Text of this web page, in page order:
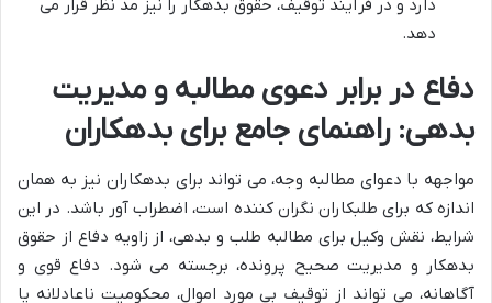
دارد و در فرآیند توقیف، حقوق بدهکار را نیز مد نظر قرار می
دهد.
دفاع در برابر دعوی مطالبه و مدیریت
بدهی: راهنمای جامع برای بدهکاران
مواجهه با دعوای مطالبه وجه، می تواند برای بدهکاران نیز به همان
اندازه که برای طلبکاران نگران کننده است، اضطراب آور باشد. در این
شرایط، نقش وکیل برای مطالبه طلب و بدهی، از زاویه دفاع از حقوق
بدهکار و مدیریت صحیح پرونده، برجسته می شود. دفاع قوی و
آگاهانه، می تواند از توقیف بی مورد اموال، محکومیت ناعادلانه یا